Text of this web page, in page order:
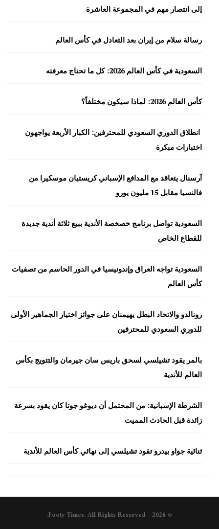
إلى انتصار مهم في المجموعة العاشرة
رسالة سلام من إيران بعد التعادل في كأس العالم
السعودية في كأس العالم 2026: كل ما تحتاج معرفته
كأس العالم 2026: لماذا سيكون مختلفاً؟
انطلاق الدوري السعودي للمحترفين: الكبار الأربعة يواجهون
اختبارات مبكرة
آرسنال يتعاقد مع المدافع الإسباني كريستيان موسكيرا من
فالنسيا مقابل 15 مليون يورو
السعودية تواصل برنامج خصخصة الأندية ببيع ثلاثة أندية جديدة
للقطاع الخاص
السعودية تواجه العراق وإندونيسيا في الدور الحاسم من تصفيات
كأس العالم
رونالدو والاتحاد البطل يهيمنان على جوائز اختيار الجماهير الأولى
للدوري السعودي للمحترفين
بالمر يقود تشيلسي لسحق باريس سان جيرمان والتتويج بكأس
العالم للأندية
الشرطة الإسبانية: من المحتمل أن ديوغو جوتا كان يقود بسرعة
زائدة قبل الحادث المميت
ثنائية جواو بيدرو تقود تشيلسي إلى نهائي كأس العالم للأندية
© 2026 - Footy Times. All Rights Reserved.